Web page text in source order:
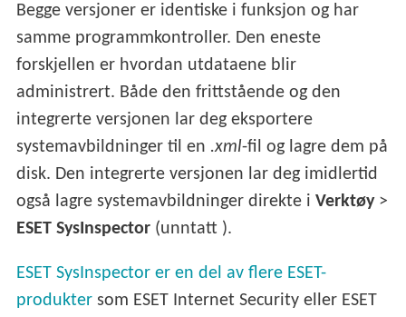
Begge versjoner er identiske i funksjon og har
samme programmkontroller. Den eneste
forskjellen er hvordan utdataene blir
administrert. Både den frittstående og den
integrerte versjonen lar deg eksportere
systemavbildninger til en .xml-fil og lagre dem på
disk. Den integrerte versjonen lar deg imidlertid
også lagre systemavbildninger direkte i Verktøy>
ESET SysInspector(unntatt ).
ESET SysInspector er en del av flere ESET-
produktersom ESET Internet Security eller ESET